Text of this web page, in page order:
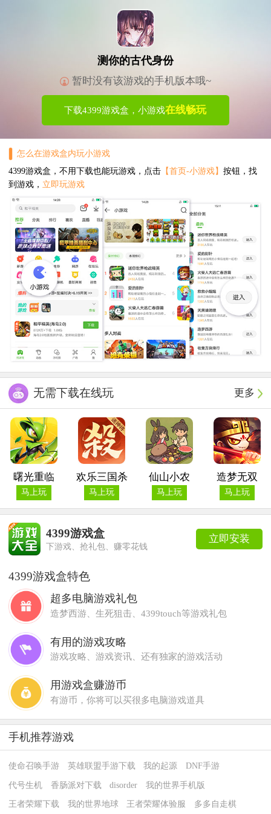
测你的古代身份
暂时没有该游戏的手机版本哦~
下载4399游戏盒，小游戏在线畅玩
怎么在游戏盒内玩小游戏
4399游戏盒，不用下载也能玩游戏，点击【首页-小游戏】 按钮，找
到游戏， 立即玩游戏
更多
无需下载在线玩
曙光重临
马上玩
欢乐三国杀
马上玩
仙山小农
马上玩
造梦无双
马上玩
立即安装
4399游戏盒
下游戏、抢礼包、赚零花钱
4399游戏盒特色
超多电脑游戏礼包
造梦西游、生死狙击、4399touch等游戏礼包
有用的游戏攻略
游戏攻略、游戏资讯、还有独家的游戏活动
用游戏盒赚游币
有游币，你将可以买很多电脑游戏道具
手机推荐游戏
使命召唤手游 英雄联盟手游下载 我的起源 DNF手游
代号生机 香肠派对下载 disorder 我的世界手机版
王者荣耀下载 我的世界地球 王者荣耀体验服 多多自走棋